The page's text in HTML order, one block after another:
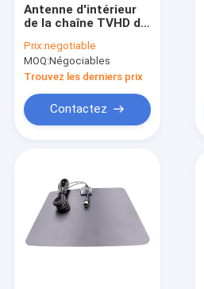
Antenne d'intérieur
de la chaîne TVHD de
avec l'amplificateur
et le câble
détachables de
16.5ft
Prix:negotiable
MOQ:Négociables
Trouvez les derniers prix
Contactez